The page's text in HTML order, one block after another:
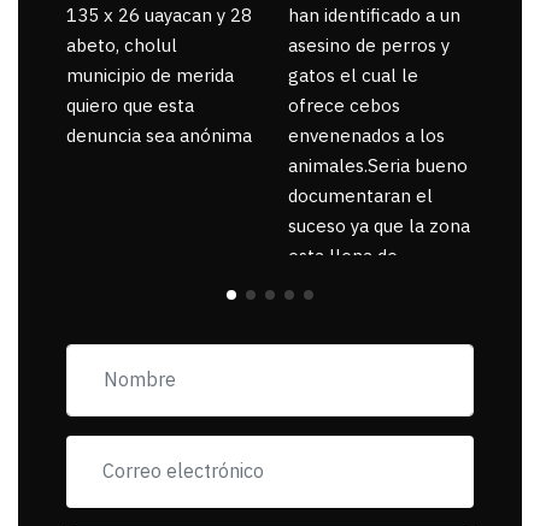
135 x 26 uayacan y 28
abeto, cholul
municipio de merida
quiero que esta
denuncia sea anónima
han identificado a un
asesino de perros y
gatos el cual le
ofrece cebos
envenenados a los
animales.Seria bueno
documentaran el
suceso ya que la zona
esta llena de
pancartas de
exigiendo al asesino
muerta.